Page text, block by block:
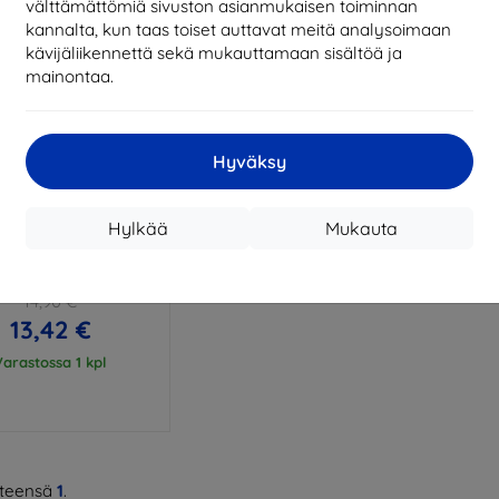
välttämättömiä sivuston asianmukaisen toiminnan
kannalta, kun taas toiset auttavat meitä analysoimaan
kävijäliikennettä sekä mukauttamaan sisältöä ja
mainontaa.
Hyväksy
Mukauta
Hylkää
EXTRA10
Armor Case Oppo
14,90 €
13,42 €
1 kpl
1.